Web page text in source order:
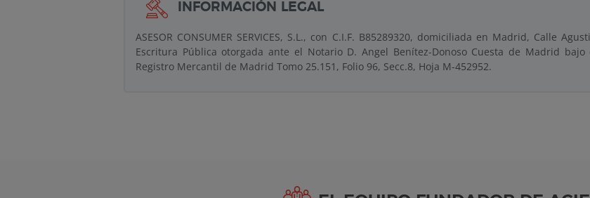
INFORMACIÓN LEGAL
ASESOR CONSUMER SERVICES, S.L., con C.I.F. B85289320, domiciliada en Madrid, Calle
Escritura Pública otorgada ante el Notario D. Angel Benítez-Donoso Cuesta de Madrid
Registro Mercantil de Madrid Tomo 25.151, Folio 96, Secc.8, Hoja M-452952.